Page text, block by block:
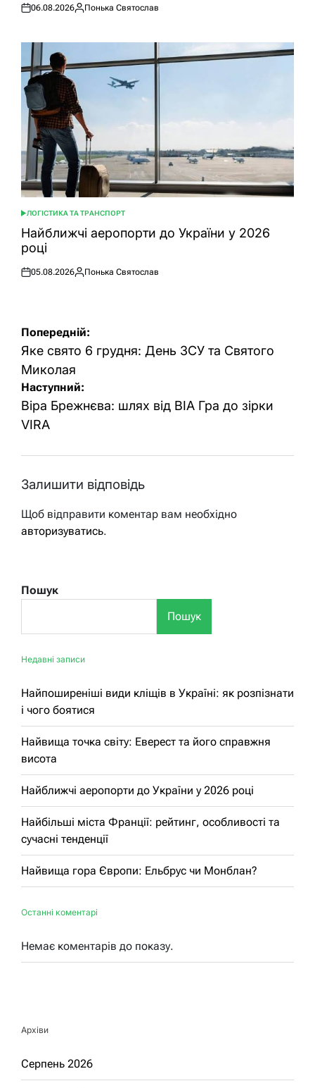
Оприлюднено
06.08.2026
Опубліковано
Понька Святослав
ОПУБЛІКУВАТИ
У
ЛОГІСТИКА ТА ТРАНСПОРТ
Найближчі аеропорти до України у 2026
році
Оприлюднено
05.08.2026
Опубліковано
Понька Святослав
Навігація
записів
Попередній:
Яке свято 6 грудня: День ЗСУ та Святого
Миколая
Наступний:
Віра Брежнєва: шлях від ВІА Гра до зірки
VIRA
Залишити відповідь
Щоб відправити коментар вам необхідно
авторизуватись.
Пошук
Пошук
Недавні записи
Найпоширеніші види кліщів в Україні: як розпізнати
і чого боятися
Найвища точка світу: Еверест та його справжня
висота
Найближчі аеропорти до України у 2026 році
Найбільші міста Франції: рейтинг, особливості та
сучасні тенденції
Найвища гора Європи: Ельбрус чи Монблан?
Останні коментарі
Немає коментарів до показу.
Архіви
Серпень 2026